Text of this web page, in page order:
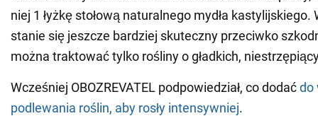
niej 1 łyżkę stołową naturalnego mydła
stanie się jeszcze bardziej skuteczny przeciwko
można traktować tylko rośliny o gładkich,
Wcześniej OBOZREVATEL podpowiedział, co dodaćdo
podlewania roślin, aby rosły intensywniej.